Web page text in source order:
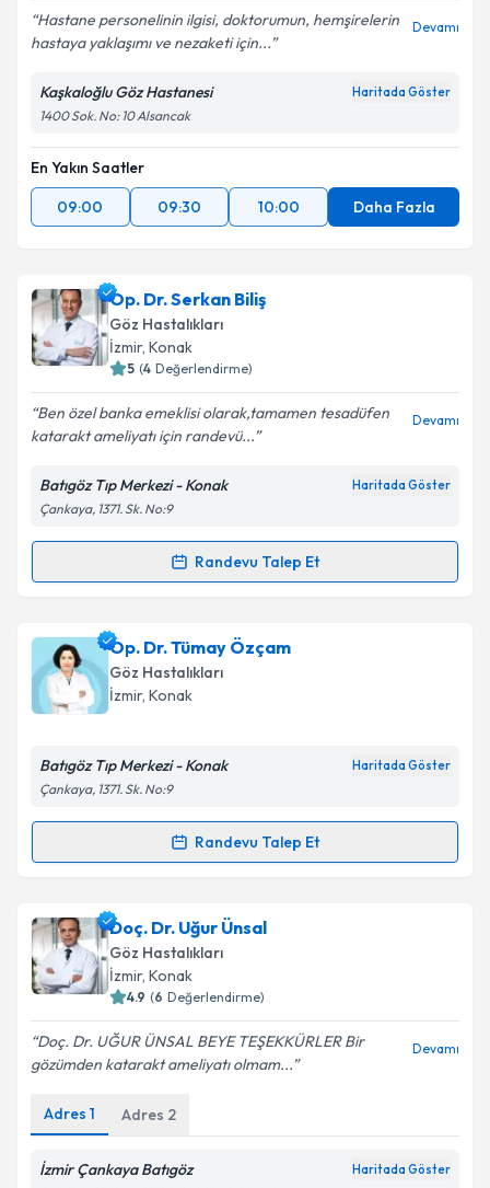
Hastane personelinin ilgisi, doktorumun, hemşirelerin
hastaya yaklaşımı ve nezaketi için...
Devamı
Kaşkaloğlu Göz Hastanesi Haritada Göster
1400 Sok. No: 10 Alsancak
En Yakın Saatler
09:00
09:30 10:00 Daha Fazla
Op. Dr. Serkan Biliş
Göz Hastalıkları
İzmir, Konak
5 (4 Değerlendirme)
Ben özel banka emeklisi olarak,tamamen tesadüfen
katarakt ameliyatı için randevü...
Devamı
Batıgöz Tıp Merkezi - Konak Haritada Göster
Çankaya, 1371. Sk. No:9
Randevu Talep Et
Randevu Takvimi Talebi
Op. Dr. Serkan Bilişiçin randevu takvimi talebi
oluşturun. Size bu uzmandan randevu almanız için bir
takvim hazırlandığında e-posta ile bilgilendireceğiz.
Kişisel verilerimin işlenmesine ilişkin
Metni'ni okudum ve kişisel verilerimin belirtilen
Takvim Talebini Gönder
Op. Dr. Tümay Özçam
Göz Hastalıkları
İzmir, Konak
Batıgöz Tıp Merkezi - Konak Haritada Göster
Çankaya, 1371. Sk. No:9
Randevu Talep Et
Randevu Takvimi Talebi
Op. Dr. Tümay Özçamiçin randevu takvimi talebi
oluşturun. Size bu uzmandan randevu almanız için bir
takvim hazırlandığında e-posta ile bilgilendireceğiz.
Kişisel verilerimin işlenmesine ilişkin
Metni'ni okudum ve kişisel verilerimin belirtilen
kapsamda işlenmesini kabul ediyorum.
Doç. Dr. Uğur Ünsal
Göz Hastalıkları
İzmir, Konak
4.9 (6 Değerlendirme)
Doç. Dr. UĞUR ÜNSAL BEYE TEŞEKKÜRLER Bir
gözümden katarakt ameliyatı olmam...
Devamı
Adres 1 Adres 2
İzmir Çankaya Batıgöz Haritada Göster